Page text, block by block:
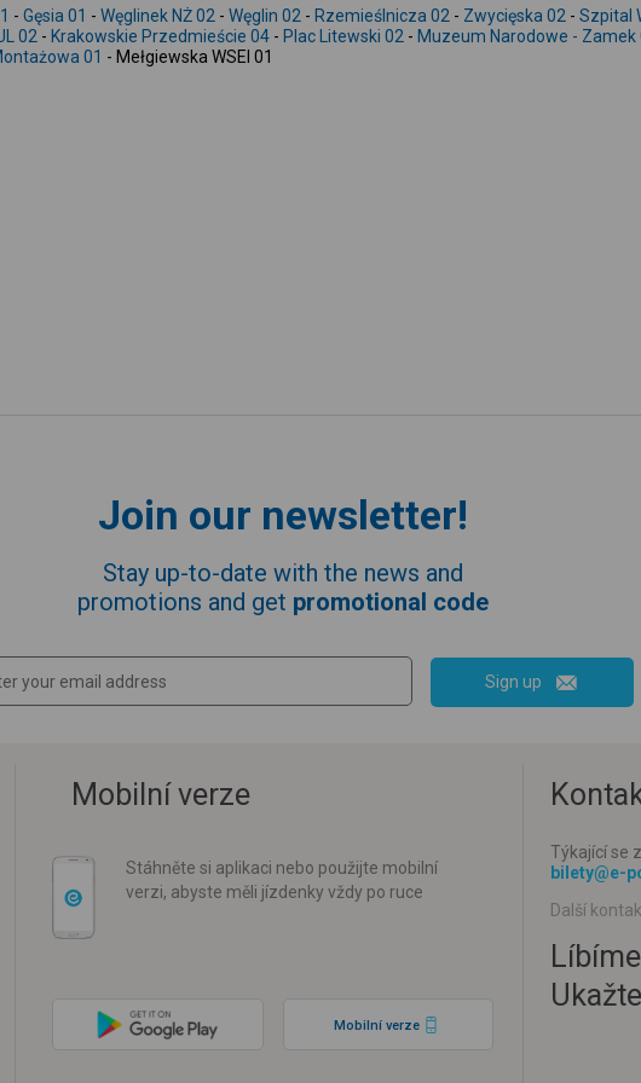
- Gęsia 01 - Węglinek NŻ 02 - Węglin 02 - Rzemieślnicza 02 - Zwycięska 02 - Szpital
02 - Krakowskie Przedmieście 04 - Plac Litewski 02 - Muzeum Narodowe - Zamek
01 - Mełgiewska WSEI 01
Join our newsletter!
Stay up-to-date with the news and
promotions and get promotional code
Sign up
Mobilní verze
Stáhněte si aplikaci nebo použijte mobilní
verzi, abyste měli jízdenky vždy po ruce
Mobilní verze
Týkající se
bilety@e-
Další